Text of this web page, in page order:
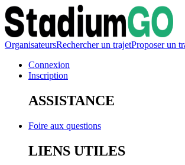
OrganisateursRechercher un trajetProposer un
Connexion
Inscription
ASSISTANCE
Foire aux questions
LIENS UTILES